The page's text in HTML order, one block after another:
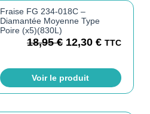
Fraise FG 234-018C –
Diamantée Moyenne Type
Poire (x5)(830L)
18,95€ 12,30€ TTC
Voir le produit